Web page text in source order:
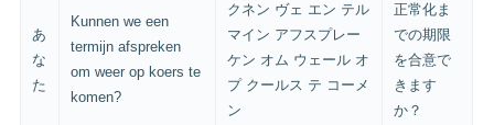
あ
な
た
Kunnen we een
termijn afspreken
om weer op koers te
komen?
クネン ヴェ エン テル
マイン アフスプレー
ケン オム ウェール オ
プ クールス テ コーメ
ン
正常化ま
での期限
を合意で
きます
か？